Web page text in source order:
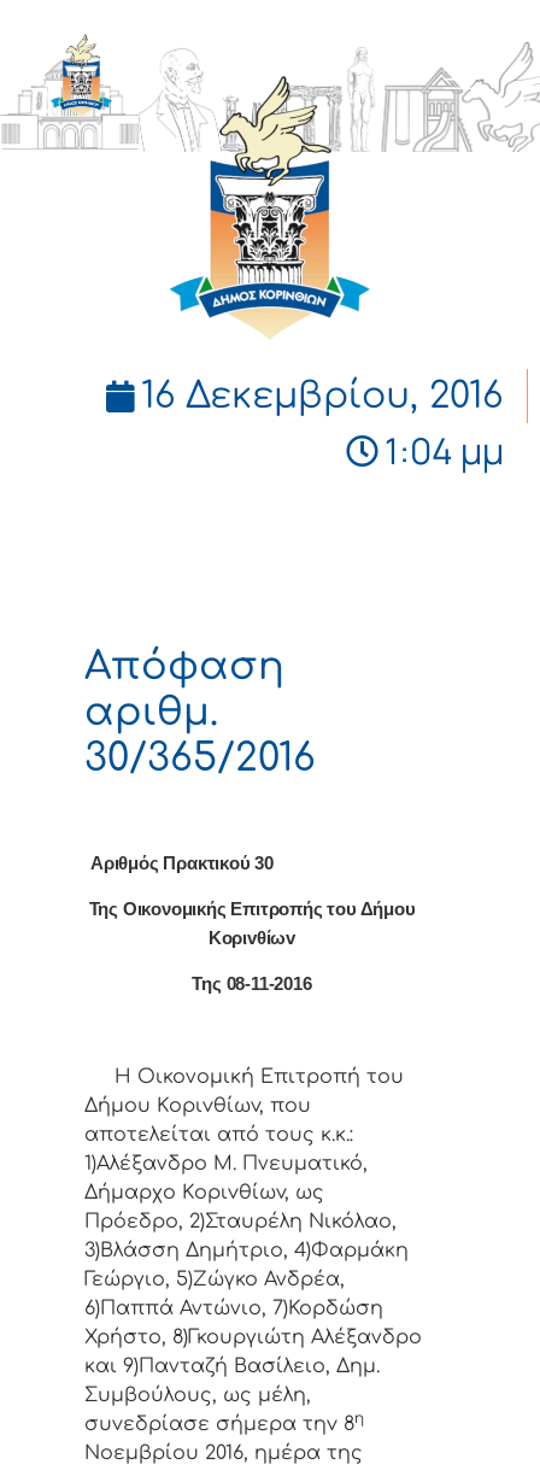
ΔΗΜΟΣ
ΚΟΡΙΝΘΙΩΝ
16 Δεκεμβρίου, 2016
1:04 μμ
Απόφαση
αριθμ.
30/365/2016
Αριθμός Πρακτικού 30
Της Οικονομικής Επιτρoπής τoυ Δήμoυ
Κoριvθίωv
Της 08-11-2016
Η Οικονομική Επιτρoπή τoυ
Δήμoυ Κoριvθίωv, πoυ
απoτελείται από τoυς κ.κ.:
1)Αλέξανδρο Μ. Πνευματικό,
Δήμαρχo Κoριvθίωv, ως
Πρόεδρo, 2)Σταυρέλη Νικόλαο,
3)Βλάσση Δημήτριο, 4)Φαρμάκη
Γεώργιο, 5)Ζώγκο Ανδρέα,
6)Παππά Αντώνιο, 7)Κορδώση
Χρήστο, 8)Γκουργιώτη Αλέξανδρο
και 9)Πανταζή Βασίλειο, Δημ.
Συμβoύλoυς, ως μέλη,
συvεδρίασε σήμερα τηv 8η
Νοεμβρίου 2016, ημέρα της